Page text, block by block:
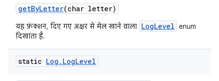
getByLetter(char letter)
यह फ़ंक्शन, दिए गए अक्षर से मेल खाने वाला LogLevel enum
दिखाता है.
static Log . LogLevel